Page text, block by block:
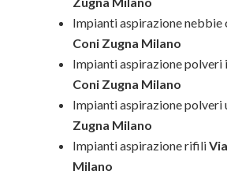
Impianti aspirazione nebbie
Coni Zugna Milano
Impianti aspirazione polveri
Coni Zugna Milano
Impianti aspirazione polveri
Zugna Milano
Impianti aspirazione rifili
Milano